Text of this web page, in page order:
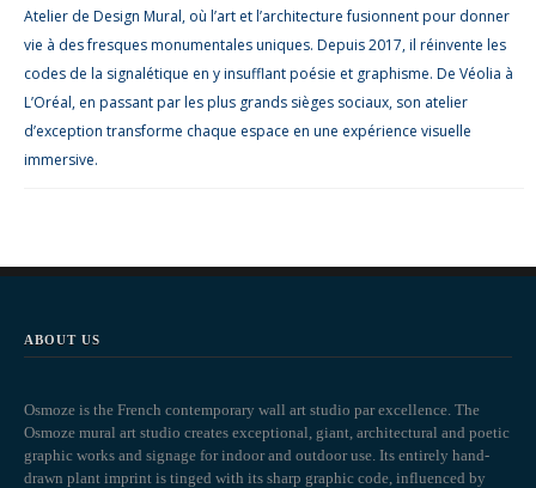
Atelier de Design Mural, où l’art et l’architecture fusionnent pour donner
vie à des fresques monumentales uniques. Depuis 2017, il réinvente les
codes de la signalétique en y insufflant poésie et graphisme. De Véolia à
L’Oréal, en passant par les plus grands sièges sociaux, son atelier
d’exception transforme chaque espace en une expérience visuelle
immersive.
ABOUT US
Osmoze is the French contemporary wall art studio par excellence. The
Osmoze mural art studio creates exceptional, giant, architectural and poetic
graphic works and signage for indoor and outdoor use. Its entirely hand-
drawn plant imprint is tinged with its sharp graphic code, influenced by